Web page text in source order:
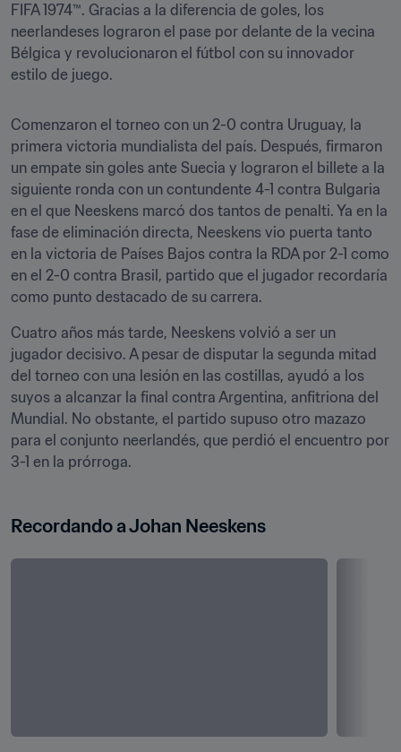
FIFA 1974™. Gracias a la diferencia de goles, los
neerlandeses lograron el pase por delante de la vecina
Bélgica y revolucionaron el fútbol con su innovador
estilo de juego.
Comenzaron el torneo con un 2-0 contra Uruguay, la
primera victoria mundialista del país. Después, firmaron
un empate sin goles ante Suecia y lograron el billete a la
siguiente ronda con un contundente 4-1 contra Bulgaria
en el que Neeskens marcó dos tantos de penalti. Ya en la
fase de eliminación directa, Neeskens vio puerta tanto
en la victoria de Países Bajos contra la RDA por 2-1 como
en el 2-0 contra Brasil, partido que el jugador recordaría
como punto destacado de su carrera.
Cuatro años más tarde, Neeskens volvió a ser un
jugador decisivo. A pesar de disputar la segunda mitad
del torneo con una lesión en las costillas, ayudó a los
suyos a alcanzar la final contra Argentina, anfitriona del
Mundial. No obstante, el partido supuso otro mazazo
para el conjunto neerlandés, que perdió el encuentro por
3-1 en la prórroga.
Recordando a Johan Neeskens